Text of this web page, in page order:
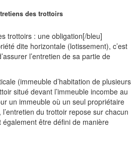
des trottoirs
trottoirs : une obligation[/bleu]
dite horizontale (lotissement), c’est
l’entretien de sa partie de
(immeuble d’habitation de plusieurs
situé devant l’immeuble incombe au
un immeuble où un seul propriétaire
du trottoir repose sur chacun
être défini de manière